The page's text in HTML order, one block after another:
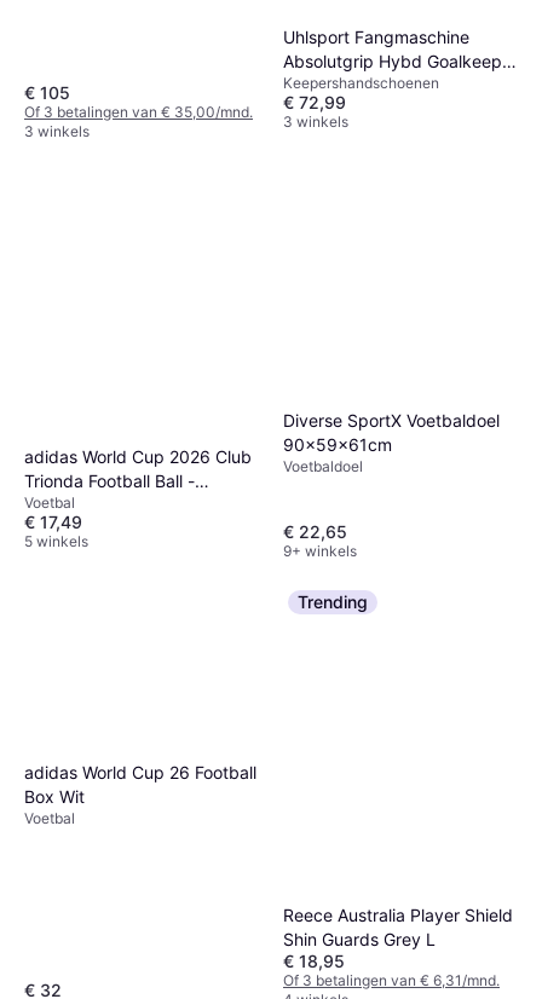
€ 105
Of 3 betalingen van € 35,00/mnd.
3 winkels
Uhlsport Fangmaschine
Absolutgrip Hybd Goalkeeper
Gloves 11
Keepershandschoenen
€ 72,99
3 winkels
adidas World Cup 2026 Club
Trionda Football Ball -
White/Flash Aqua/Shock Pink
Voetbal
€ 17,49
5 winkels
Diverse SportX Voetbaldoel
90x59x61cm
Voetbaldoel
€ 22,65
9+ winkels
adidas World Cup 26 Football
Box Wit
Voetbal
€ 32
Trending
Reece Australia Player Shield
Shin Guards Grey L
€ 18,95
Of 3 betalingen van € 6,31/mnd.